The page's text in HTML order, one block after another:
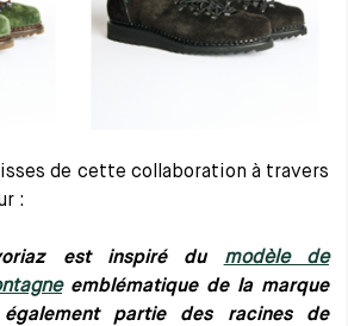
de cette collaboration à travers
:
est inspiré du modèle de
emblématique de la marque
partie des racines de